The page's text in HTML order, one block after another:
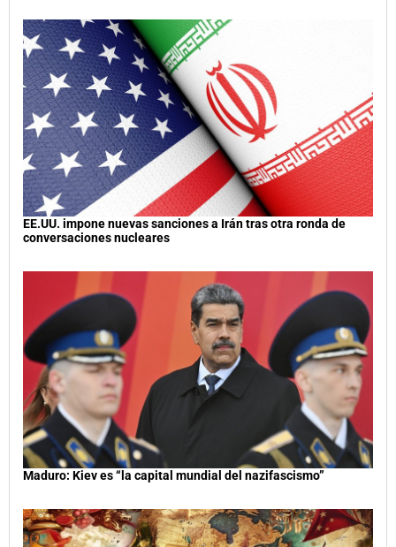
EE.UU. impone nuevas sanciones a Irán tras otra ronda de
conversaciones nucleares
Maduro: Kiev es “la capital mundial del nazifascismo”